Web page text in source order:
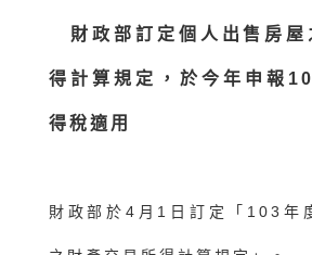
財政部訂定個人出售房屋
得計算規定，於今年申報
得稅適用
財政部於4月1日訂定「103年